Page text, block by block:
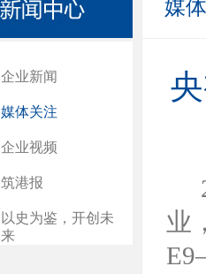
企业新闻
媒体关注
企业视频
筑港报
以史为鉴，开创未
来
媒
业